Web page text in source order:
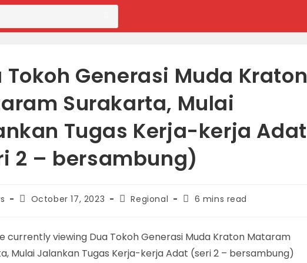
Tokoh Generasi Muda Kraton
Surakarta, Mulai
Tugas Kerja-kerja Adat
2 – bersambung)
PostOctober 17, 2023
PostRegional
Reading
6 mins read